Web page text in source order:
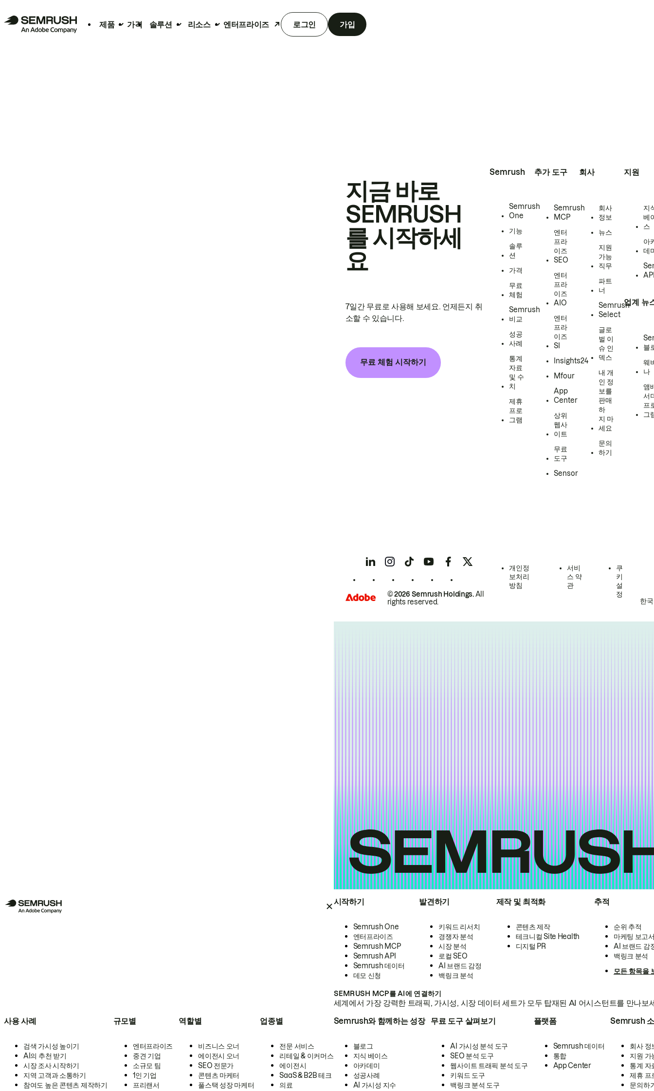
제품 가격 솔루션 리소스 엔터프라이즈 로그인 가입
시작하기
Semrush One
엔터프라이즈
Semrush MCP
Semrush API
Semrush 데이터
데모 신청
발견하기
키워드 리서치
경쟁자 분석
시장 분석
로컬 SEO
AI 브랜드 감정
백링크 분석
제작 및 최적화
콘텐츠 제작
테크니컬 Site Health
디지털 PR
추적
순위 추적
마케팅 보고
AI 브랜드 감
백링크 분석
모든 항목을
SEMRUSH MCP를 AI에 연결하기
세계에서 가장 강력한 트래픽, 가시성, 시장 데이터 세트가 모두 탑재된 AI 어시스턴트를 만나보
사용 사례
검색 가시성 높이기
AI의 추천 받기
시장 조사 시작하기
지역 고객과 소통하기
참여도 높은 콘텐츠 제작하기
규모별
엔터프라이즈
중견 기업
소규모 팀
1인 기업
프리랜서
역할별
비즈니스 오너
에이전시 오너
SEO 전문가
콘텐츠 마케터
풀스택 성장 마케터
업종별
전문 서비스
리테일 & 이커머스
에이전시
SaaS & B2B 테크
의료
Semrush와 함께하는 성장
블로그
지식 베이스
아카데미
성공사례
AI 가시성 지수
무료 도구 살펴보기
AI 가시성 분석 도구
SEO 분석 도구
웹사이트 트래픽 분석 도구
키워드 도구
백링크 분석 도구
플랫폼
Semrush 데이터
통합
App Center
Semrush
회사 정
지원 가
통계 자
제휴 프
문의하
지금 바로
SEMRUSH
를 시작하세
요
7일간 무료로 사용해 보세요. 언제든지 취
소할 수 있습니다.
무료 체험 시작하기
Semrush
Semrush
One
기능
솔루
션
가격
무료
체험
Semrush
비교
성공
사례
통계
자료
및 수
치
제휴
프로
그램
추가 도구
Semrush
MCP
엔터
프라
이즈
SEO
엔터
프라
이즈
AIO
엔터
프라
이즈
SI
Insights24
Mfour
App
Center
상위
웹사
이트
무료
도구
Sensor
회사
회사
정보
뉴스
지원
가능
직무
파트
너
Semrush
Select
글로
벌 이
슈 인
덱스
내 개
인 정
보를
판매
하
지 마
세요
문의
하기
지원
지
베
스
아
데
업계 뉴
블
웨
나
앰
서
프
그
© 2026 Semrush Holdings.All
rights reserved.
개인정
보처리
방침
서비
스 약
관
쿠
키
설
정
한